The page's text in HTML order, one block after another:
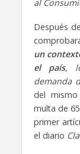
al
Después
un
el país,
demanda
del
multa de
primer
el diario